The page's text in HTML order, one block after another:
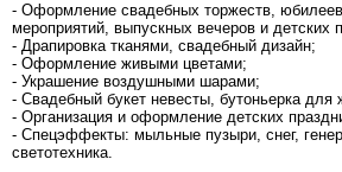
- Оформление свадебных торжеств,
мероприятий, выпускных вечеров и детских
- Драпировка тканями, свадебный дизайн;
- Оформление живыми цветами;
- Украшение воздушными шарами;
- Свадебный букет невесты, бутоньерка для
- Организация и оформление детских
- Спецэффекты: мыльные пузыри, снег,
светотехника.